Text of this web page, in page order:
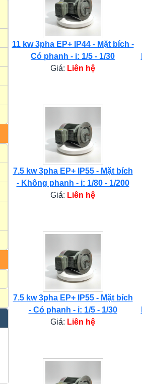
11 kw 3pha EP+ IP44 - Mặt bích -
Có phanh - i: 1/5 - 1/30
Giá: Liên hệ
7.5 kw 3pha EP+ IP55 - Mặt bích
- Không phanh - i: 1/80 - 1/200
Giá: Liên hệ
7.5 kw 3pha EP+ IP55 - Mặt bích
- Có phanh - i: 1/5 - 1/30
Giá: Liên hệ